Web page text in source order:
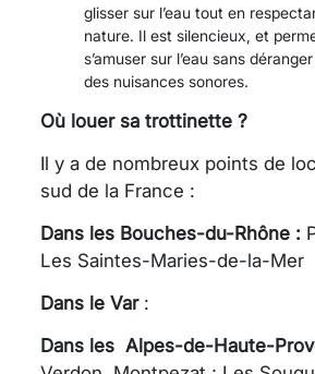
glisser sur l’eau tout en
nature. Il est silencieux, et
s’amuser sur l’eau sans
des nuisances sonores.
Où louer sa trottinette ?
Il y a de nombreux points de
sud de la France :
Dans les Bouches-du-Rhône :
Les Saintes-Maries-de-la-Mer
Dans le Var:
Dans les Alpes-de-Haute-